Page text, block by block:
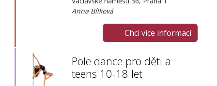
Anna Bílková
Chci více informací
Pole dance pro děti a
teens 10-18 let